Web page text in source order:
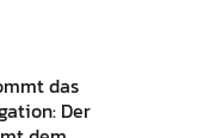
das
Der